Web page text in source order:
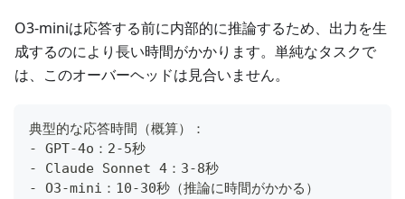
O3-miniは応答する前に内部的に推論するため、出力を生
成するのにより長い時間がかかります。単純なタスクで
は、このオーバーヘッドは見合いません。
典型的な応答時間（概算）：
- GPT-4o：2-5秒
- Claude Sonnet 4：3-8秒
- O3-mini：10-30秒（推論に時間がかかる）